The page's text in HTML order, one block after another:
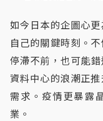
如今日本的企圖心
自己的關鍵時刻。
停滯不前，也可能
資料中心的浪潮正
需求。疫情更暴露
業。